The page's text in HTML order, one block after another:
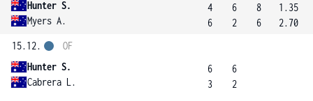
Hunter S.
Myers A.
4
6
6
2
8
6
1.35
2.70
15.12.
Hunter S.
Cabrera L.
OF
6
3
6
2